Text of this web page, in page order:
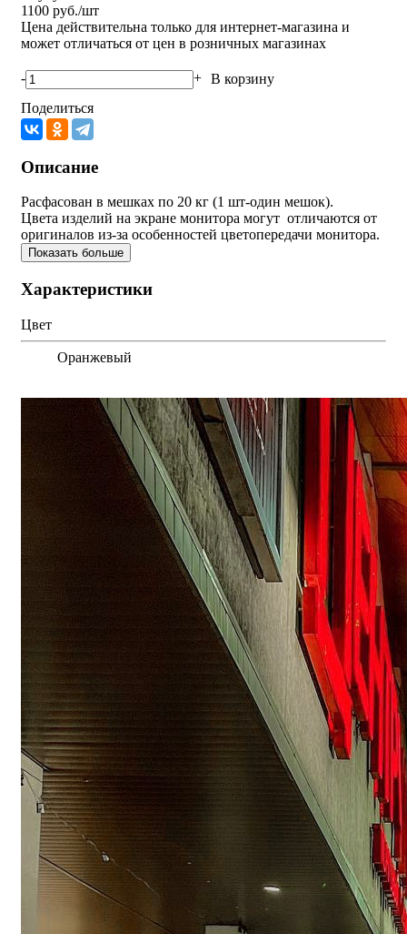
1100 руб./шт
Цена действительна только для интернет-магазина и
может отличаться от цен в розничных магазинах
- + В корзину
Поделиться
Описание
Расфасован в мешках по 20 кг (1 шт-один мешок).
Цвета изделий на экране монитора могут отличаются от
оригиналов из-за особенностей цветопередачи монитора.
Показать больше
Характеристики
Цвет
Оранжевый